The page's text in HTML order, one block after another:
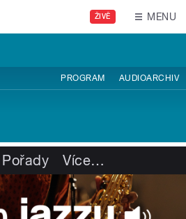
ŽIVĚ MENU
PROGRAM AUDIOARCHIV
Pořady Více…